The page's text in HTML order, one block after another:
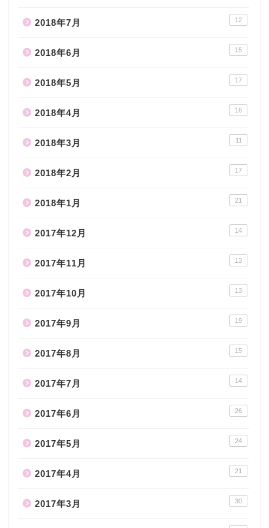
2018年7月 12
2018年6月 15
2018年5月 17
2018年4月 16
2018年3月 11
2018年2月 17
2018年1月 21
2017年12月 14
2017年11月 13
2017年10月 13
2017年9月 19
2017年8月 15
2017年7月 14
2017年6月 26
2017年5月 24
2017年4月 21
2017年3月 30